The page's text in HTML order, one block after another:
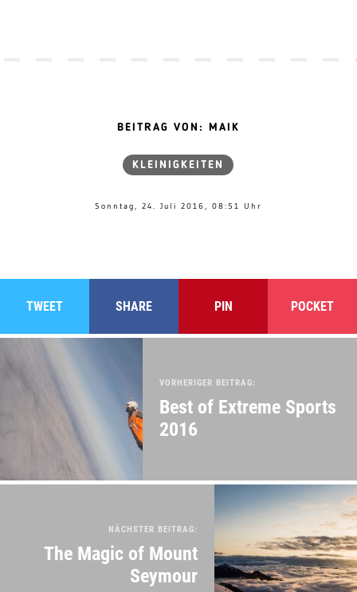
BEITRAG VON: MAIK
KLEINIGKEITEN
Sonntag, 24. Juli 2016, 08:51 Uhr
TWEET SHARE PIN POCKET
VORHERIGER BEITRAG:
Best of Extreme Sports
2016
NÄCHSTER BEITRAG:
The Magic of Mount
Seymour